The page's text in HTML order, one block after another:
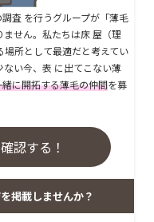
査 を行うグループが「薄毛
せん。私たちは床 屋（理
所として最適だと考えてい
ない今、表 に出てこない薄
緒に開拓する薄毛の仲間を募
認する！
掲載しませんか？